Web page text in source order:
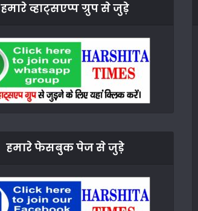
हमारे व्हाट्सएप्प ग्रुप से जुड़े
हमारे फेसबुक पेज से जुड़े